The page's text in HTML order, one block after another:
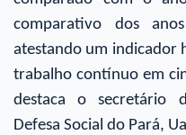
comparativo dos
atestando um indicador
trabalho contínuo em
destaca o secretário
Defesa Social do Pará,